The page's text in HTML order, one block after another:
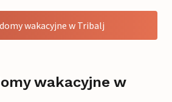
wakacyjne w Tribalj
wakacyjne w